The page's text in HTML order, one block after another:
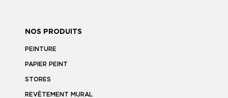
NOS PRODUITS
PEINTURE
PAPIER PEINT
STORES
REVÊTEMENT MURAL